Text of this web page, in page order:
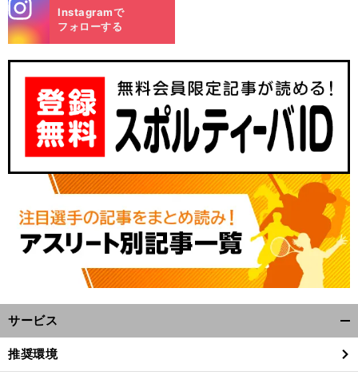
m
Instagramで
フォローする
サービス
閉
推奨環境